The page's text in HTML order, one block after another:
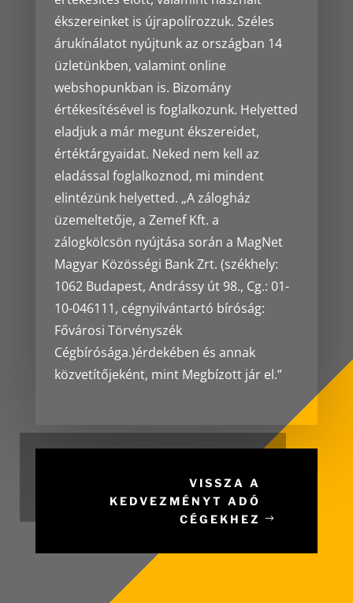
ékszereinket is újrapolírozzuk. Széles
árukínálatot nyújtunk az országban 14
üzletünkben, valamint online
webshopunkban is. Bizomány
értékesítésével is foglalkozunk. Helyetted
eladjuk a már megunt ékszereidet,
értéktárgyaidat. Neked nem kell az
eladással foglalkoznod, mi mindent
elintézünk helyetted. „A zálogház
üzemeltetője, a Zemef Kft. a
zálogkölcsön nyújtása során a MagNet
Magyar Közösségi Bank Zrt. (székhely:
1062 Budapest, Andrássy út 98., Cg.: 01-
10-046111, cégnyilvántartó bíróság:
Fővárosi Törvényszék
Cégbírósága.)érdekében és annak
közvetítőjeként, mint Megbízott jár el.”
VISSZA A
KEDVEZMÉNYT ADÓ
CÉGEKHEZ